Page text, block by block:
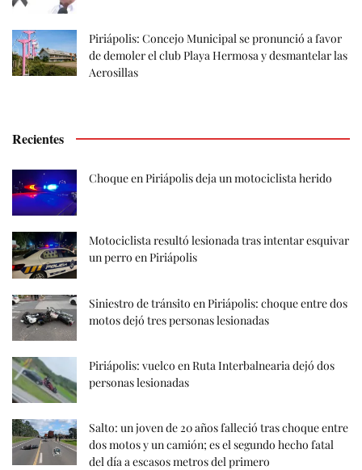
Piriápolis: Concejo Municipal se pronunció a favor
de demoler el club Playa Hermosa y desmantelar las
Aerosillas
Recientes
Choque en Piriápolis deja un motociclista herido
Motociclista resultó lesionada tras intentar esquivar
un perro en Piriápolis
Siniestro de tránsito en Piriápolis: choque entre dos
motos dejó tres personas lesionadas
Piriápolis: vuelco en Ruta Interbalnearia dejó dos
personas lesionadas
Salto: un joven de 20 años falleció tras choque entre
dos motos y un camión; es el segundo hecho fatal
del día a escasos metros del primero